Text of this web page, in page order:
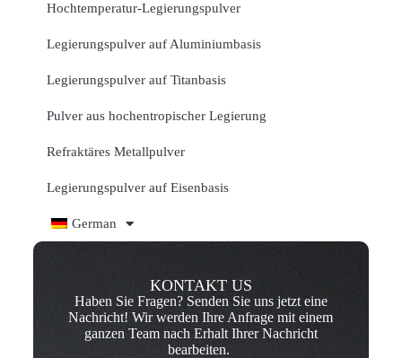
Hochtemperatur-Legierungspulver
Legierungspulver auf Aluminiumbasis
Legierungspulver auf Titanbasis
Pulver aus hochentropischer Legierung
Refraktäres Metallpulver
Legierungspulver auf Eisenbasis
German
KONTAKT US
Haben Sie Fragen? Senden Sie uns jetzt eine
Nachricht! Wir werden Ihre Anfrage mit einem
ganzen Team nach Erhalt Ihrer Nachricht
bearbeiten.